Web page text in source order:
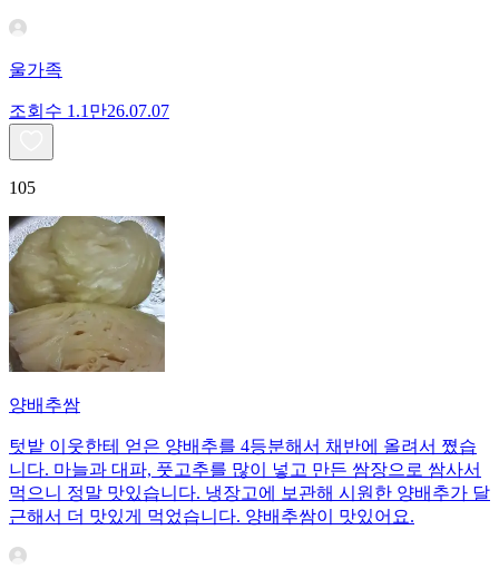
울가족
조회수 1.1만26.07.07
105
양배추쌈
텃밭 이웃한테 얻은 양배추를 4등분해서 채반에 올려서 쪘습
니다. 마늘과 대파, 풋고추를 많이 넣고 만든 쌈장으로 쌈사서
먹으니 정말 맛있습니다. 냉장고에 보관해 시원한 양배추가 달
근해서 더 맛있게 먹었습니다. 양배추쌈이 맛있어요.